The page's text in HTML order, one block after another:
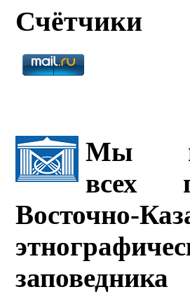
Счётчики
Мы
всех
Восточно-
заповедника